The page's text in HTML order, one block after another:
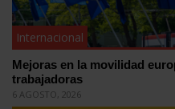
Internacional
Mejoras en la movilidad
trabajadoras
6 AGOSTO, 2026